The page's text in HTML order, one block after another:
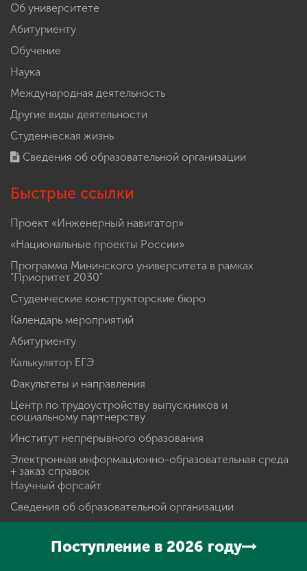
Об университете
Абитуриенту
Обучение
Наука
Международная деятельность
Другие виды деятельности
Студенческая жизнь
Сведения об образовательной организации
Быстрые ссылки
Проект «Инженерный навигатор»
«Национальные проекты России»
Программа Мининского университета в рамках
"Приоритет 2030"
Студенческие конструкторские бюро
Календарь мероприятий
Абитуриенту
Калькулятор ЕГЭ
Факультеты и направления
Центр по трудоустройству выпускников и
социальному партнерству
Институт непрерывного образования
Электронная информационно-образовательная среда
+ заказ справок
Научный форсайт
Сведения об образовательной организации
Подготовительные курсы 2024-2025
Поступление в 2026 году